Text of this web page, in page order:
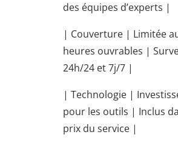
des équipes d’experts |
| Couverture | Limitée
heures ouvrables |
24h/24 et 7j/7 |
| Technologie |
pour les outils | Inclus
prix du service |